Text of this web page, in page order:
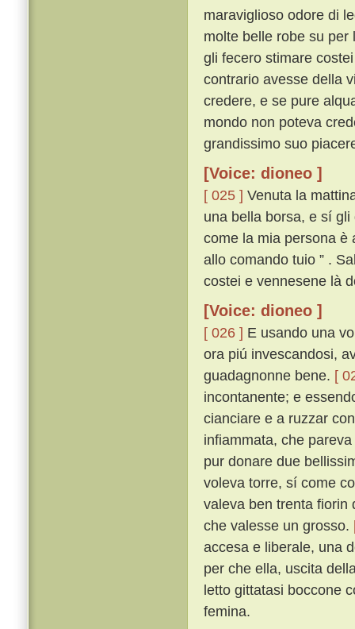
maraviglioso odore di
molte belle robe su
gli fecero stimare
contrario avesse della
credere, e se pure
mondo non poteva
grandissimo suo
[Voice: dioneo ]
[ 025 ] Venuta la
una bella borsa, e sí
come la mia persona è
allo comando tuio ” .
costei e vennesene là
[Voice: dioneo ]
[ 026 ] E usando una
ora piú invescandosi,
guadagnonne bene. [
incontanente; e
cianciare e a ruzzar
infiammata, che
pur donare due
voleva torre, sí come
valeva ben trenta fiorin
che valesse un grosso.
accesa e liberale, una
per che ella, uscita
letto gittatasi boccone
femina.